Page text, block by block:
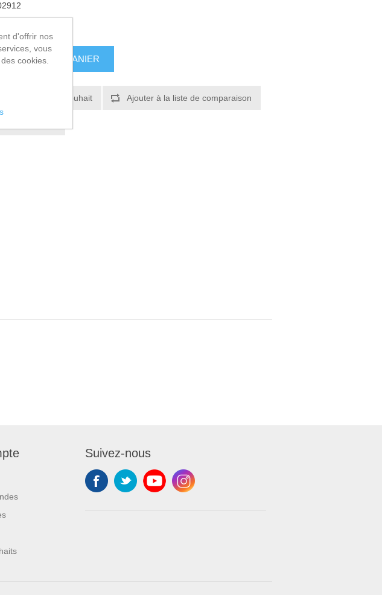
AJOUTER AU PANIER
à la liste de souhait Ajouter à la liste de comparaison
Suivez-nous
d'offrir nos
vous
cookies.